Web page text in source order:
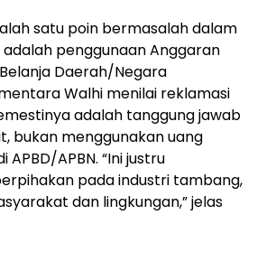
satu poin bermasalah dalam
adalah penggunaan Anggaran
Daerah/Negara
Walhi menilai reklamasi
adalah tanggung jawab
bukan menggunakan uang
APBN. “Ini justru
pada industri tambang,
dan lingkungan,” jelas